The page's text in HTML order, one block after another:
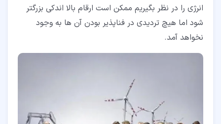
انرژی را در نظر بگیریم ممکن است ارقام بالا اندکی بزرگتر
شود اما هیچ تردیدی در فناپذیر بودن آن ها به وجود
نخواهد آمد.